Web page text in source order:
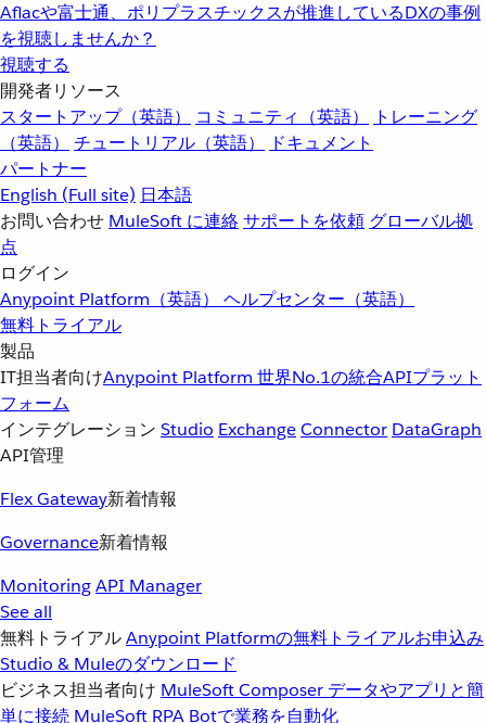
Aflacや富士通、ポリプラスチックスが推進しているDXの事例
を視聴しませんか？
視聴する
開発者リソース
スタートアップ（英語）
コミュニティ（英語）
トレーニング
（英語）
チュートリアル（英語）
ドキュメント
パートナー
English (Full site) 日本語
お問い合わせ MuleSoft に連絡サポートを依頼 グローバル拠
点
ログイン
Anypoint Platform（英語） ヘルプセンター（英語）
無料トライアル
製品
IT担当者向けAnypoint Platform 世界No.1の統合APIプラット
フォーム
インテグレーション Studio ExchangeConnector DataGraph
API管理
Flex Gateway新着情報
Governance新着情報
MonitoringAPI Manager
See all
無料トライアルAnypoint Platformの無料トライアルお申込み
Studio & Muleのダウンロード
ビジネス担当者向け MuleSoft Composer データやアプリと簡
単に接続 MuleSoft RPA Botで業務を自動化